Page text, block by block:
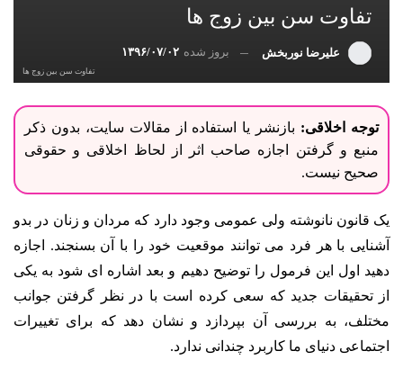
تفاوت سن بین زوج ها
علیرضا نوربخش بروز شده ۱۳۹۶/۰۷/۰۲
تفاوت سن بین زوج ها
توجه اخلاقی: بازنشر یا استفاده از مقالات سایت، بدون ذکر
منبع و گرفتن اجازه صاحب اثر از لحاظ اخلاقی و حقوقی
صحیح نیست.
یک قانون نانوشته ولی عمومی وجود دارد که مردان و زنان در بدو
آشنایی با هر فرد می توانند موقعیت خود را با آن بسنجند. اجازه
دهید اول این فرمول را توضیح دهیم و بعد اشاره ای شود به یکی
از تحقیقات جدید که سعی کرده است با در نظر گرفتن جوانب
مختلف، به بررسی آن بپردازد و نشان دهد که برای تغییرات
اجتماعی دنیای ما کاربرد چندانی ندارد.